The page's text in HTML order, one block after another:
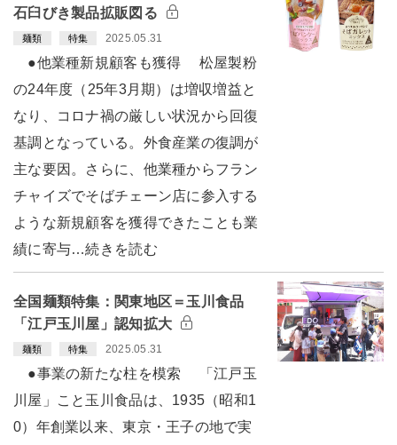
石臼びき製品拡販図る
麺類 特集 2025.05.31
●他業種新規顧客も獲得 松屋製粉
の24年度（25年3月期）は増収増益と
なり、コロナ禍の厳しい状況から回復
基調となっている。外食産業の復調が
主な要因。さらに、他業種からフラン
チャイズでそばチェーン店に参入する
ような新規顧客を獲得できたことも業
績に寄与…続きを読む
全国麺類特集：関東地区＝玉川食品
「江戸玉川屋」認知拡大
麺類 特集 2025.05.31
●事業の新たな柱を模索 「江戸玉
川屋」こと玉川食品は、1935（昭和1
0）年創業以来、東京・王子の地で実